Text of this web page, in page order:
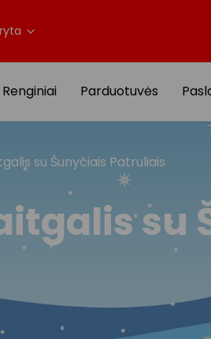
Renginiai Parduotuvės
su Šunyčiais Patruliais
su